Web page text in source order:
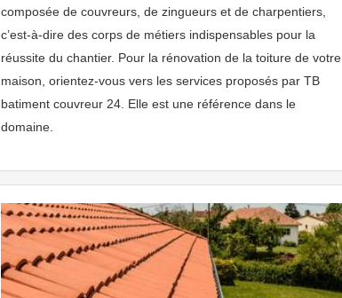
composée de couvreurs, de zingueurs et de charpentiers,
c’est-à-dire des corps de métiers indispensables pour la
réussite du chantier. Pour la rénovation de la toiture de votre
maison, orientez-vous vers les services proposés par TB
batiment couvreur 24. Elle est une référence dans le
domaine.